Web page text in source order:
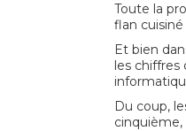
Toute la
flan cuisiné
Et bien
les chiffres
Du coup,
cinquième,